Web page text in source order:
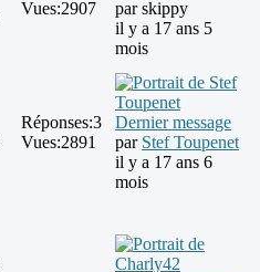
Vues:2907 parskippy
il y a 17 ans 5
mois
Réponses:3
Vues:2891
Dernier message
par Stef Toupenet
il y a 17 ans 6
mois